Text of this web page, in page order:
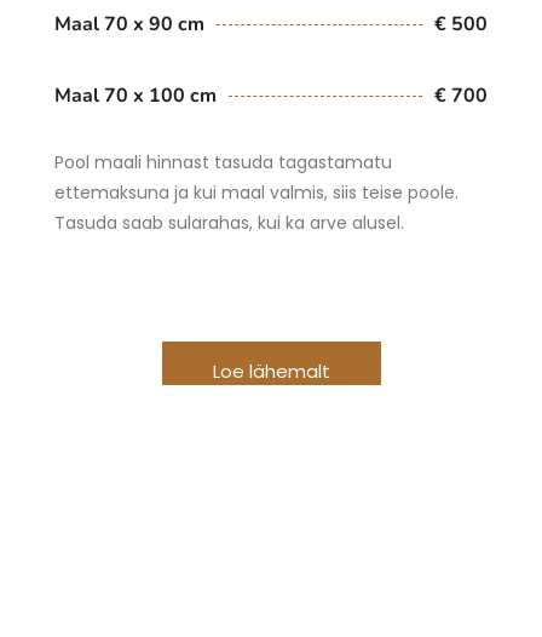
Maal 70 x 90 cm € 500
Maal 70 x 100 cm € 700
Pool maali hinnast tasuda tagastamatu
ettemaksuna ja kui maal valmis, siis teise poole.
Tasuda saab sularahas, kui ka arve alusel.
Loe lähemalt